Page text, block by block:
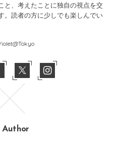
と、考えたことに独自の視点を交
。読者の方に少しでも楽しんでい
Author